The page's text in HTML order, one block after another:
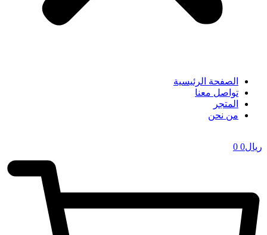
الصفحة الرئيسية
تواصل معنا
المتجر
من نحن
ریال0
0